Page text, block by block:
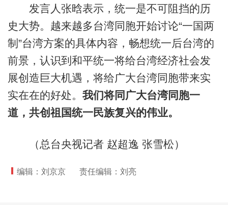
发言人张晗表示，统一是不可阻挡的历
史大势。越来越多台湾同胞开始讨论“一国两
制”台湾方案的具体内容，畅想统一后台湾的
前景，认识到和平统一将给台湾经济社会发
展创造巨大机遇，将给广大台湾同胞带来实
实在在的好处。 我们将同广大台湾同胞一
道，共创祖国统一民族复兴的伟业。
（总台央视记者 赵超逸 张雪松）
编辑：刘京京 责任编辑：刘亮